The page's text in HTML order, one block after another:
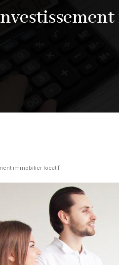
immobilier locatif